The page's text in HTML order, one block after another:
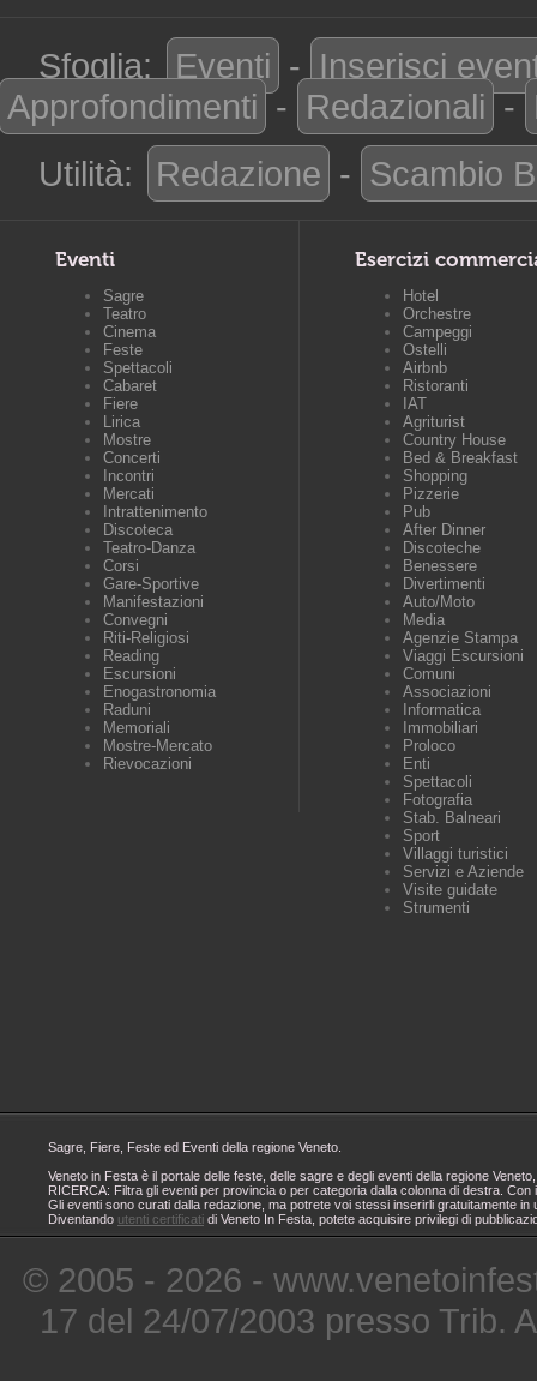
Sfoglia: Eventi - Inserisci
Approfondimenti - Redazionali -
Utilità:
Redazione - Scambio
Eventi
Sagre
Teatro
Cinema
Feste
Spettacoli
Cabaret
Fiere
Lirica
Mostre
Concerti
Incontri
Mercati
Intrattenimento
Discoteca
Teatro-Danza
Corsi
Gare-Sportive
Manifestazioni
Convegni
Riti-Religiosi
Reading
Escursioni
Enogastronomia
Raduni
Memoriali
Mostre-Mercato
Rievocazioni
Esercizi
Hotel
Orchestre
Campeggi
Ostelli
Airbnb
Ristoranti
IAT
Agriturist
Country House
Bed & Breakfast
Shopping
Pizzerie
Pub
After Dinner
Discoteche
Benessere
Divertimenti
Auto/Moto
Media
Agenzie Stampa
Viaggi Escursioni
Comuni
Associazioni
Informatica
Immobiliari
Proloco
Enti
Spettacoli
Fotografia
Stab. Balneari
Sport
Villaggi turistici
Servizi e Aziende
Visite guidate
Strumenti
Sagre, Fiere, Feste ed Eventi della regione Veneto.
Veneto in Festa è il portale delle feste, delle sagre e degli eventi della regione
RICERCA: Filtra gli eventi per provincia o per categoria dalla colonna di destra.
Gli eventi sono curati dalla redazione, ma potrete voi stessi inserirli gratuitamente
Diventando utenti certificati di Veneto In Festa, potete acquisire privilegi di
© 2005 - 2026 -
17 del 24/07/2003 presso Trib.